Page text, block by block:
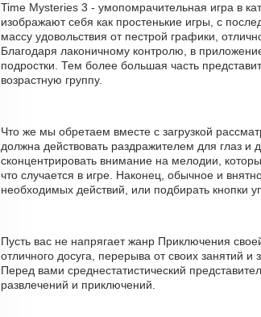
Time Mysteries 3 - умопомрачительная игра в
изображают себя как простенькие игры, с
массу удовольствия от пестрой графики,
Благодаря лаконичному контролю, в
подростки. Тем более большая часть
возрастную группу.
Что же мы обретаем вместе с загрузкой
должна действовать раздражителем для глаз
сконцентрировать внимание на мелодии,
что случается в игре. Наконец, обычное и
необходимых действий, или подбирать кнопки
Пусть вас не напрягает жанр Приключения
отличного досуга, перерыва от своих занятий
Перед вами среднестатистический
развлечений и приключений.